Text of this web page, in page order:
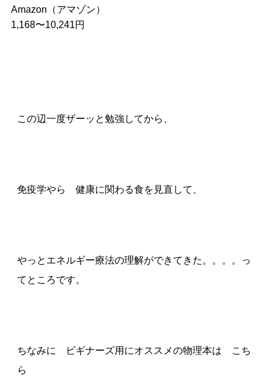
Amazon（アマゾン）
1,168〜10,241円
この辺一度ザーッと勉強してから、
免疫学やら 健康に関わる食を見直して、
やっとエネルギー療法の理解ができてきた。。。。っ
てところです。
ちなみに ビギナーズ用にオススメの物理本は こち
ら